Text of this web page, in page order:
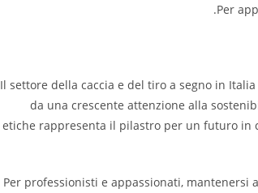
Per
Il settore della caccia e del tiro a segno in
da una crescente attenzione alla
etiche rappresenta il pilastro per un futuro in
Per professionisti e appassionati,